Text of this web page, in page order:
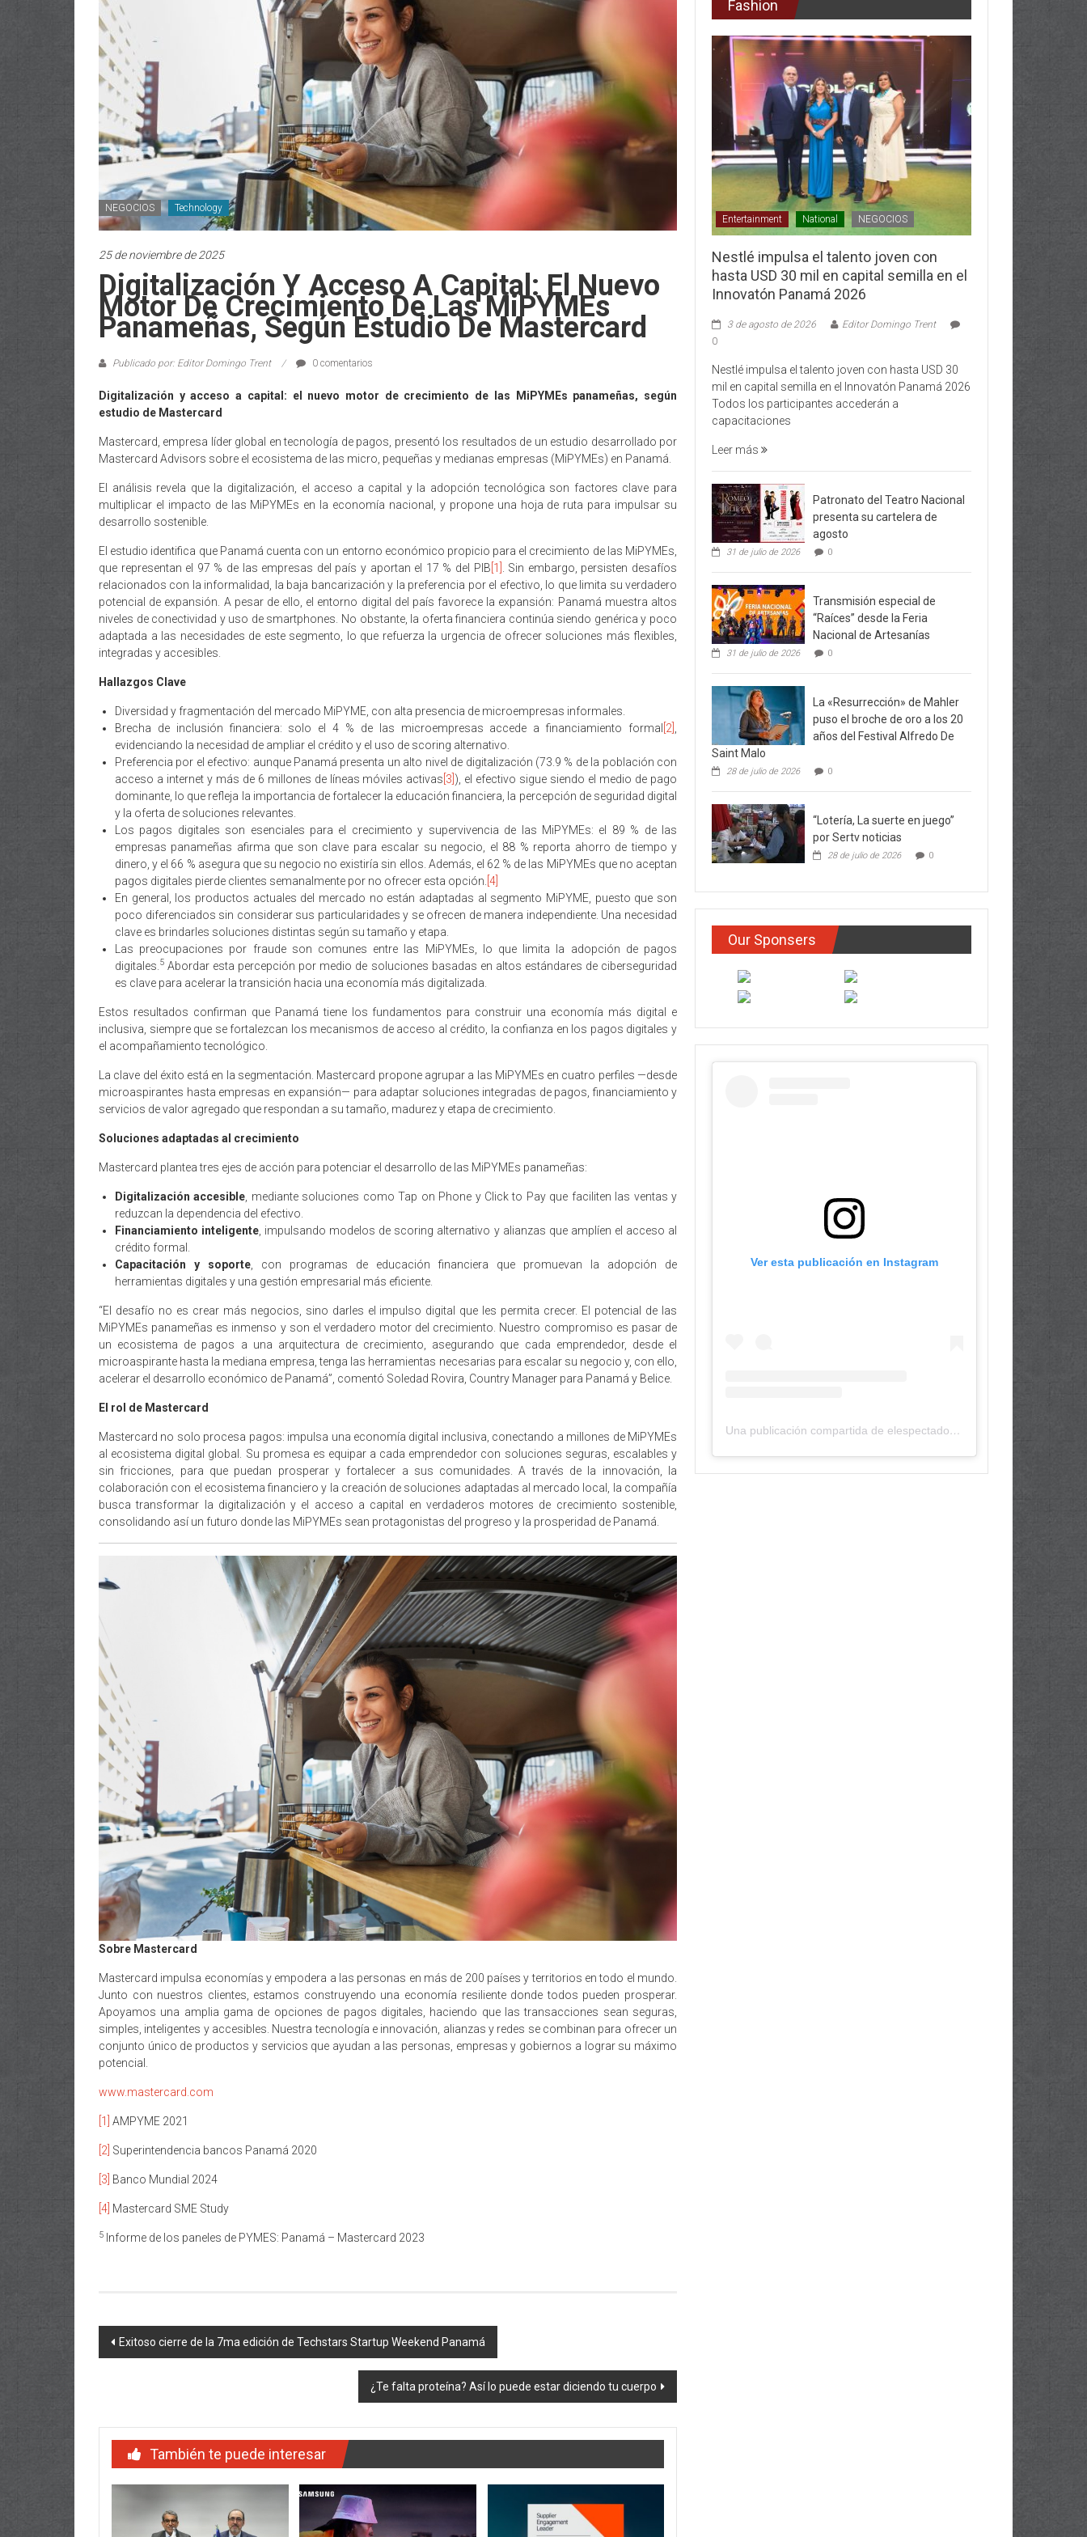
NEGOCIOS Technology
25 de noviembre de 2025
Digitalización Y Acceso A Capital: El Nuevo
Motor De Crecimiento De Las MiPYMEs
Panameñas, Según Estudio De Mastercard
Publicado por: Editor Domingo Trent 0 comentarios
Digitalización y acceso a capital: el nuevo motor de crecimiento de las MiPYMEs panameñas, según
estudio de Mastercard
Mastercard, empresa líder global en tecnología de pagos, presentó los resultados de un estudio desarrollado por
Mastercard Advisors sobre el ecosistema de las micro, pequeñas y medianas empresas (MiPYMEs) en Panamá.
El análisis revela que la digitalización, el acceso a capital y la adopción tecnológica son factores clave para
multiplicar el impacto de las MiPYMEs en la economía nacional, y propone una hoja de ruta para impulsar su
desarrollo sostenible.
El estudio identifica que Panamá cuenta con un entorno económico propicio para el crecimiento de las MiPYMEs,
que representan el 97 % de las empresas del país y aportan el 17 % del PIB [1]
. Sin embargo, persisten desafíos
relacionados con la informalidad, la baja bancarización y la preferencia por el efectivo, lo que limita su verdadero
potencial de expansión. A pesar de ello, el entorno digital del país favorece la expansión: Panamá muestra altos
niveles de conectividad y uso de smartphones. No obstante, la oferta financiera continúa siendo genérica y poco
adaptada a las necesidades de este segmento, lo que refuerza la urgencia de ofrecer soluciones más flexibles,
integradas y accesibles.
Hallazgos Clave
Diversidad y fragmentación del mercado MiPYME, con alta presencia de microempresas informales.
Brecha de inclusión financiera: solo el 4 % de las microempresas accede a financiamiento formal [2]
evidenciando la necesidad de ampliar el crédito y el uso de scoring alternativo.
Preferencia por el efectivo: aunque Panamá presenta un alto nivel de digitalización (73.9 % de la población con
acceso a internet y más de 6 millones de líneas móviles activas [3] ), el efectivo sigue siendo el medio de pago
dominante, lo que refleja la importancia de fortalecer la educación financiera, la percepción de seguridad digital
y la oferta de soluciones relevantes.
Los pagos digitales son esenciales para el crecimiento y supervivencia de las MiPYMEs: el 89 % de las
empresas panameñas afirma que son clave para escalar su negocio, el 88 % reporta ahorro de tiempo y
dinero, y el 66 % asegura que su negocio no existiría sin ellos. Además, el 62 % de las MiPYMEs que no aceptan
pagos digitales pierde clientes semanalmente por no ofrecer esta opción. [4]
En general, los productos actuales del mercado no están adaptadas al segmento MiPYME, puesto que son
poco diferenciados sin considerar sus particularidades y se ofrecen de manera independiente. Una necesidad
clave es brindarles soluciones distintas según su tamaño y etapa.
Las preocupaciones por fraude son comunes entre las MiPYMEs, lo que limita la adopció­n de pagos
digitales. 5 Abordar esta percepci­ón por medio de soluciones basadas en altos estándares de ciberseguridad
es clave para acelerar la transici­ón hacia una econom­ía m­ás digitalizada.
Estos resultados confirman que Panamá tiene los fundamentos para construir una economía más digital e
inclusiva, siempre que se fortalezcan los mecanismos de acceso al crédito, la confianza en los pagos digitales y
el acompañamiento tecnológico.
La clave del éxito está en la segmentación. Mastercard propone agrupar a las MiPYMEs en cuatro perfiles —desde
microaspirantes hasta empresas en expansión— para adaptar soluciones integradas de pagos, financiamiento y
servicios de valor agregado que respondan a su tamaño, madurez y etapa de crecimiento.
Soluciones adaptadas al crecimiento
Mastercard plantea tres ejes de acción para potenciar el desarrollo de las MiPYMEs panameñas:
Digitalización accesible , mediante soluciones como Tap on Phone y Click to Pay que faciliten las ventas y
reduzcan la dependencia del efectivo.
Financiamiento inteligente , impulsando modelos de scoring alternativo y alianzas que amplíen el acceso al
crédito formal.
Capacitación y soporte , con programas de educación financiera que promuevan la adopción de
herramientas digitales y una gestión empresarial más eficiente.
“El desafío no es crear más negocios, sino darles el impulso digital que les permita crecer. El potencial de las
MiPYMEs panameñas es inmenso y son el verdadero motor del crecimiento. Nuestro compromiso es pasar de
un ecosistema de pagos a una arquitectura de crecimiento, asegurando que cada emprendedor, desde el
microaspirante hasta la mediana empresa, tenga las herramientas necesarias para escalar su negocio y, con ello,
acelerar el desarrollo económico de Panamá”, comentó Soledad Rovira, Country Manager para Panamá y Belice.
El rol de Mastercard
Mastercard no solo procesa pagos: impulsa una economía digital inclusiva, conectando a millones de MiPYMEs
al ecosistema digital global. Su promesa es equipar a cada emprendedor con soluciones seguras, escalables y
sin fricciones, para que puedan prosperar y fortalecer a sus comunidades. A través de la innovación, la
colaboración con el ecosistema financiero y la creación de soluciones adaptadas al mercado local, la compañía
busca transformar la digitalización y el acceso a capital en verdaderos motores de crecimiento sostenible,
consolidando así un futuro donde las MiPYMEs sean protagonistas del progreso y la prosperidad de Panamá.
Sobre Mastercard
Mastercard impulsa economías y empodera a las personas en más de 200 países y territorios en todo el mundo.
Junto con nuestros clientes, estamos construyendo una economía resiliente donde todos pueden prosperar.
Apoyamos una amplia gama de opciones de pagos digitales, haciendo que las transacciones sean seguras,
simples, inteligentes y accesibles. Nuestra tecnología e innovación, alianzas y redes se combinan para ofrecer un
conjunto único de productos y servicios que ayudan a las personas, empresas y gobiernos a lograr su máximo
potencial.
www.mastercard.com
[1] AMPYME 2021
[2] Superintendencia bancos Panamá 2020
[3] Banco Mundial 2024
[4] Mastercard SME Study
5 Informe de los paneles de PYMES: Panamá – Mastercard 2023
Navegación
Exitoso cierre de la 7ma edición de Techstars Startup Weekend Panamá
¿Te falta proteína? Así lo puede estar diciendo tu cuerpo
También te puede interesar
Fashion
Entertainment National NEGOCIOS
Nestlé impulsa el talento joven con
hasta USD 30 mil en capital semilla en el
Innovatón Panamá 2026
3 de agosto de 2026
Editor Domingo Trent
0
Nestlé impulsa el talento joven con hasta USD 30
mil en capital semilla en el Innovatón Panamá 2026
Todos los participantes accederán a
capacitaciones
Leer más
Patronato del Teatro Nacional
presenta su cartelera de
agosto
31 de julio de 2026 0
Transmisión especial de
“Raíces” desde la Feria
Nacional de Artesanías
31 de julio de 2026 0
La «Resurrección» de Mahler
puso el broche de oro a los 20
años del Festival Alfredo De
Saint Malo
28 de julio de 2026 0
“Lotería, La suerte en juego”
por Sertv noticias
28 de julio de 2026 0
Our Sponsers
Ver esta publicación en Instagram
Una publicación compartida de elespectadordepanama (@elespectadordepanama)